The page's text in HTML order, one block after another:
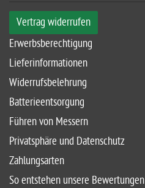
Vertrag widerrufen
Erwerbsberechtigung
Lieferinformationen
Widerrufsbelehrung
Batterieentsorgung
Führen von Messern
Privatsphäre und Datenschutz
Zahlungsarten
So entstehen unsere Bewertungen